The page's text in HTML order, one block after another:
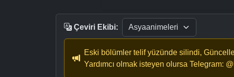
Çeviri Ekibi:
Eski bölümler telif yüzünde silindi,
Yardımcı olmak isteyen olursa Telegram: